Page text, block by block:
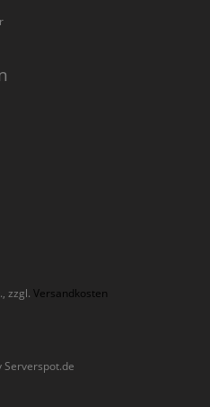
zzgl. Versandkosten
Serverspot.de